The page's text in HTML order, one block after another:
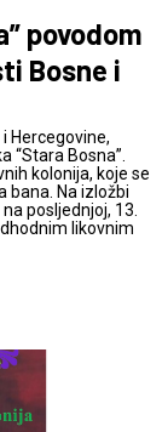
povodom
Bosne i
Hercegovine,
“Stara Bosna”.
kolonija, koje se
bana. Na izložbi
posljednjoj, 13.
likovnim